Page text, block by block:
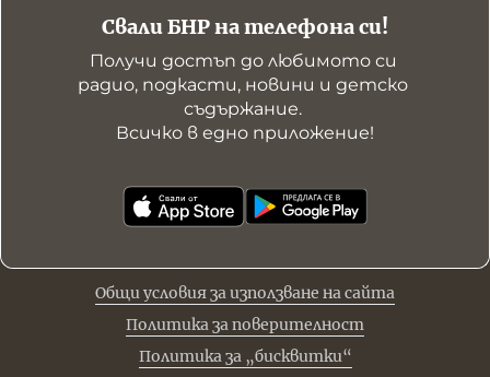
Свали БНР на телефона си!
Получи достъп до любимото си
радио, подкасти, новини и детско
съдържание.
Всичко в едно приложение!
Общи условия за използване на сайта
Политика за поверителност
Политика за „бисквитки“